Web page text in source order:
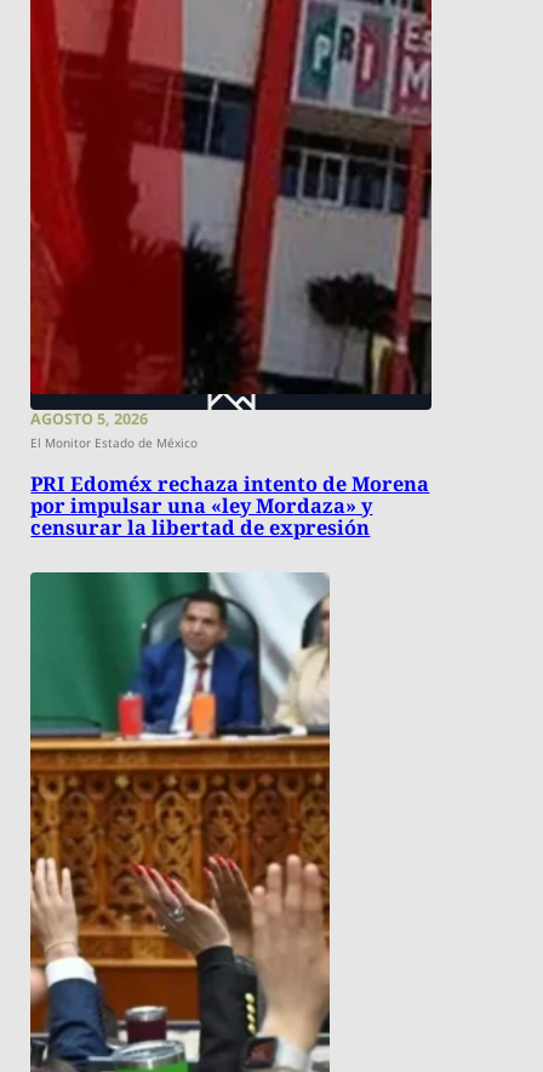
AGOSTO 5, 2026
El Monitor Estado de México
PRI Edoméx rechaza intento de Morena
por impulsar una «ley Mordaza» y
censurar la libertad de expresión